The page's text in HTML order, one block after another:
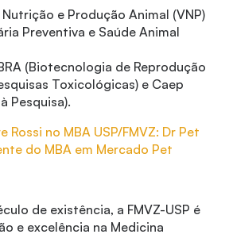
e Produção Animal (VNP)
Preventiva e Saúde Animal
(Biotecnologia de Reprodução
Toxicológicas) e Caep
Pesquisa).
Rossi no MBA USP/FMVZ: Dr Pet
do MBA em Mercado Pet
de existência, a FMVZ-USP é
e excelência na Medicina